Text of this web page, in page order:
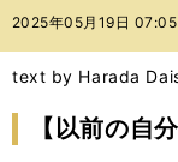
ー
バ
2025年05月19日 07:05
text by Harada
【以前の自